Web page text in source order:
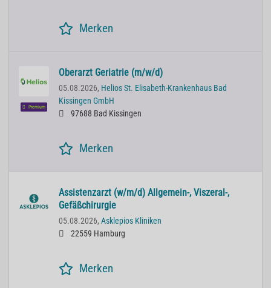
Merken
Premium
Oberarzt Geriatrie (m/w/d)
05.08.2026, Helios St. Elisabeth-Krankenhaus Bad
Kissingen GmbH
97688 Bad Kissingen
Merken
Assistenzarzt (w/m/d) Allgemein-, Viszeral-,
Gefäßchirurgie
05.08.2026, Asklepios Kliniken
22559 Hamburg
Merken